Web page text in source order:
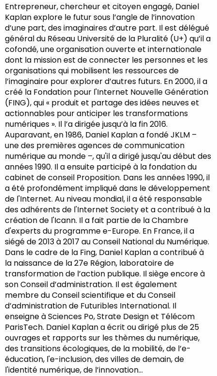
Entrepreneur, chercheur et citoyen engagé, Daniel
Kaplan explore le futur sous l’angle de l’innovation
d’une part, des imaginaires d’autre part. Il est délégué
général du Réseau Université de la Pluralité (U+) qu’il a
cofondé, une organisation ouverte et internationale
dont la mission est de connecter les personnes et les
organisations qui mobilisent les ressources de
l’imaginaire pour explorer d’autres futurs. En 2000, il a
créé la Fondation pour l'Internet Nouvelle Génération
(FING), qui « produit et partage des idées neuves et
actionnables pour anticiper les transformations
numériques ». Il l’a dirigée jusqu’à la fin 2016.
Auparavant, en 1986, Daniel Kaplan a fondé JKLM –
une des premières agences de communication
numérique au monde –, qu'il a dirigé jusqu'au début des
années 1990. Il a ensuite participé à la fondation du
cabinet de conseil Proposition. Dans les années 1990, il
a été profondément impliqué dans le développement
de l'Internet. Au niveau mondial, il a été responsable
des adhérents de l'Internet Society et a contribué à la
création de l'Icann. Il a fait partie de la Chambre
d'experts du programme e-Europe. En France, il a
siégé de 2013 à 2017 au Conseil National du Numérique.
Dans le cadre de la Fing, Daniel Kaplan a contribué à
la naissance de la 27e Région, laboratoire de
transformation de l’action publique. Il siège encore à
son Conseil d’administration. Il est également
membre du Conseil scientifique et du Conseil
d’administration de Futuribles International. Il
enseigne à Sciences Po, Strate Design et Télécom
ParisTech. Daniel Kaplan a écrit ou dirigé plus de 25
ouvrages et rapports sur les thèmes du numérique,
des transitions écologiques, de la mobilité, de l’e-
éducation, l'e-inclusion, des villes de demain, de
l'identité numérique, de l’innovation…